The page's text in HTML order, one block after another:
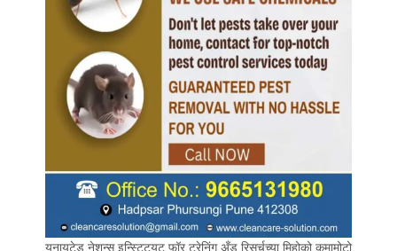
युनायटेड नेशन्स इन्स्टिट्यूट फॉर ट्रेनिंग अँड रिसर्चच्या मिहोको कुमामोटो